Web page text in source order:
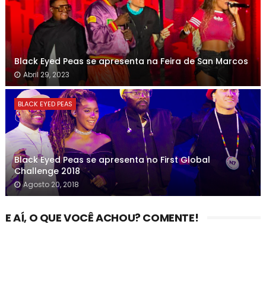
Black Eyed Peas se apresenta na Feira de San Marcos
Abril 29, 2023
BLACK EYED PEAS
Black Eyed Peas se apresenta no First Global
Challenge 2018
Agosto 20, 2018
E AÍ, O QUE VOCÊ ACHOU? COMENTE!